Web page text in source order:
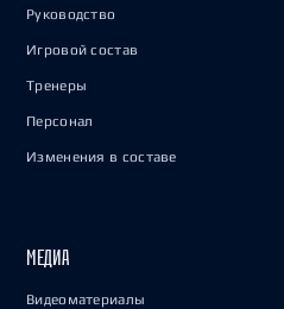
Руководство
Игровой состав
Тренеры
Персонал
Изменения в составе
МЕДИА
Видеоматериалы